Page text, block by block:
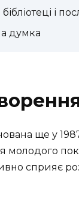
і
думка
ще у
сприяє